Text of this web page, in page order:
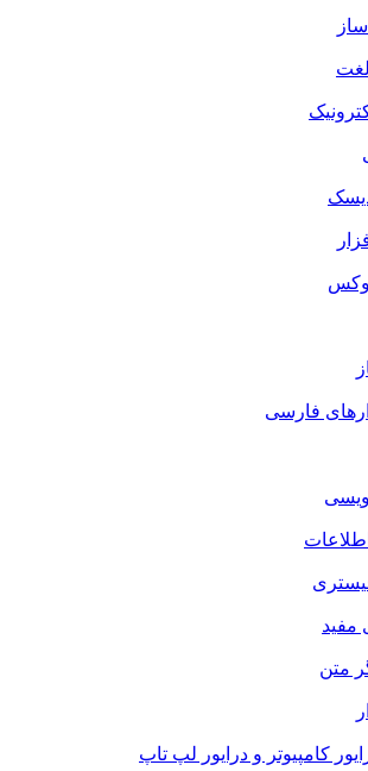
فارسی
اطلاعات
مفید
متن
کامپیوتر و درایور لپ تاپ